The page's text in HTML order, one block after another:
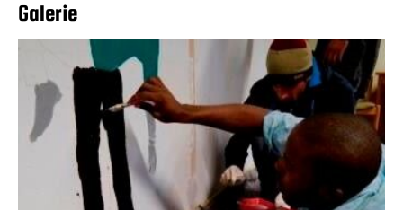
Galerie